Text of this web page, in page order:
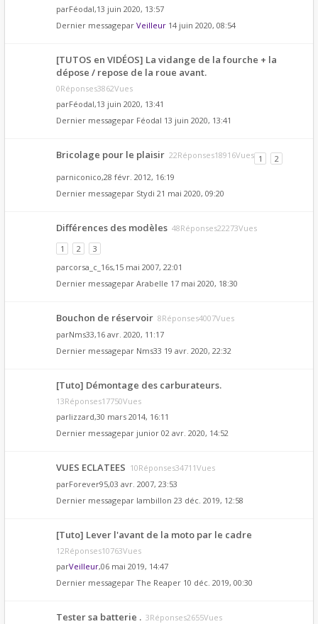
parFéodal,13 juin 2020, 13:57
Dernier messagepar Veilleur 14 juin 2020, 08:54
[TUTOS en VIDÉOS] La vidange de la fourche + la
dépose / repose de la roue avant.
0Réponses3862Vues
parFéodal,13 juin 2020, 13:41
Dernier messagepar Féodal 13 juin 2020, 13:41
Bricolage pour le plaisir 22Réponses18916Vues 1
2
parniconico,28 févr. 2012, 16:19
Dernier messagepar Stydi 21 mai 2020, 09:20
Différences des modèles 48Réponses22273Vues
1
2
3
parcorsa_c_16s,15 mai 2007, 22:01
Dernier messagepar Arabelle 17 mai 2020, 18:30
Bouchon de réservoir 8Réponses4007Vues
parNms33,16 avr. 2020, 11:17
Dernier messagepar Nms33 19 avr. 2020, 22:32
[Tuto] Démontage des carburateurs.
13Réponses17750Vues
parlizzard,30 mars 2014, 16:11
Dernier messagepar junior 02 avr. 2020, 14:52
VUES ECLATEES 10Réponses34711Vues
parForever95,03 avr. 2007, 23:53
Dernier messagepar lambillon 23 déc. 2019, 12:58
[Tuto] Lever l'avant de la moto par le cadre
12Réponses10763Vues
parVeilleur,06 mai 2019, 14:47
Dernier messagepar The Reaper 10 déc. 2019, 00:30
Tester sa batterie . 3Réponses2655Vues